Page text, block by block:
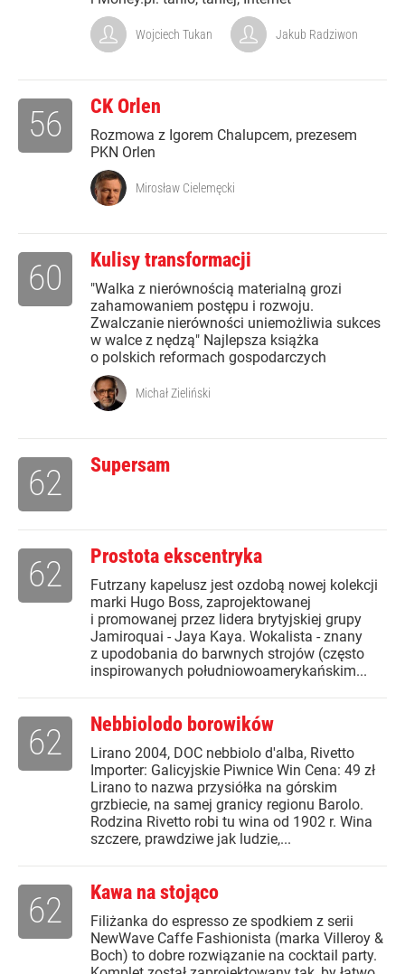
Wojciech Tukan Jakub Radziwon
CK Orlen
Rozmowa z Igorem Chalupcem, prezesem
PKN Orlen
56
Mirosław Cielemęcki
Kulisy transformacji
"Walka z nierównością materialną grozi
zahamowaniem postępu i rozwoju.
Zwalczanie nierówności uniemożliwia sukces
w walce z nędzą" Najlepsza książka
o polskich reformach gospodarczych
60
Michał Zieliński
Supersam
62
Prostota ekscentryka
Futrzany kapelusz jest ozdobą nowej kolekcji
marki Hugo Boss, zaprojektowanej
i promowanej przez lidera brytyjskiej grupy
Jamiroquai - Jaya Kaya. Wokalista - znany
z upodobania do barwnych strojów (często
inspirowanych południowoamerykańskim...
62
Nebbiolodo borowików
Lirano 2004, DOC nebbiolo d'alba, Rivetto
Importer: Galicyjskie Piwnice Win Cena: 49 zł
Lirano to nazwa przysiółka na górskim
grzbiecie, na samej granicy regionu Barolo.
Rodzina Rivetto robi tu wina od 1902 r. Wina
szczere, prawdziwe jak ludzie,...
62
Kawa na stojąco
Filiżanka do espresso ze spodkiem z serii
NewWave Caffe Fashionista (marka Villeroy &
Boch) to dobre rozwiązanie na cocktail party.
62